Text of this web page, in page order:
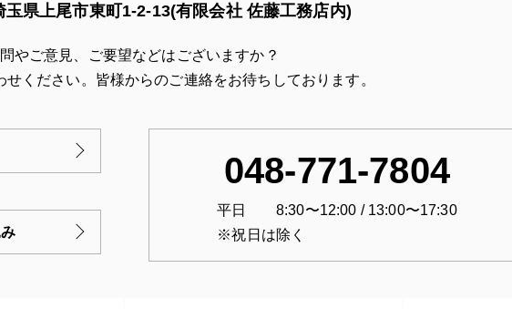
玉県上尾市東町1-2-13(有限会社 佐藤工務店内)
やご意見、ご要望などはございますか？
ください。 皆様からのご連絡をお待ちしております。
048-771-7804
平日 8:30〜12:00 / 13:00〜17:30
※祝日は除く